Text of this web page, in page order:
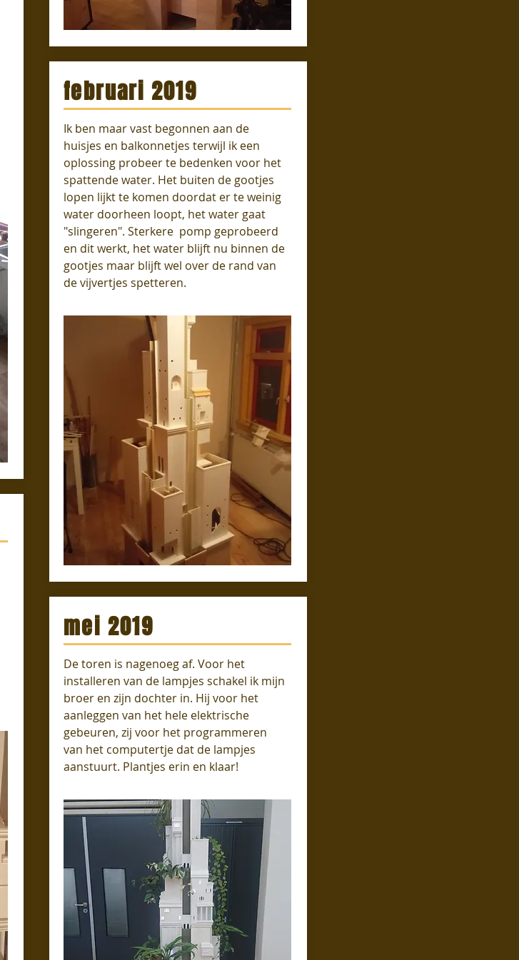
februari 2019
Ik ben maar vast begonnen aan de
huisjes en balkonnetjes terwijl ik een
oplossing probeer te bedenken voor het
spattende water. Het buiten de gootjes
lopen lijkt te komen doordat er te weinig
water doorheen loopt, het water gaat
"slingeren". Sterkere pomp geprobeerd
en dit werkt, het water blijft nu binnen de
gootjes maar blijft wel over de rand van
de vijvertjes spetteren.
mei 2019
De toren is nagenoeg af. Voor het
installeren van de lampjes schakel ik mijn
broer en zijn dochter in. Hij voor het
aanleggen van het hele elektrische
gebeuren, zij voor het programmeren
van het computertje dat de lampjes
aanstuurt. Plantjes erin en klaar!